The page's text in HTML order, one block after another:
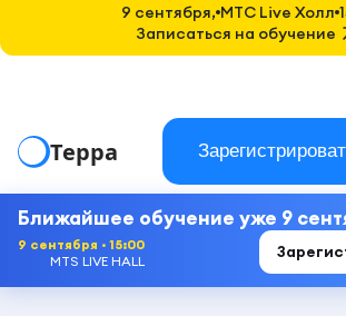
Терра
Ближайшее обучение уже 9
9 сентября · 15:00
MTS LIVE HALL
9 сентября, MTC Live Холл
Записаться на обучение